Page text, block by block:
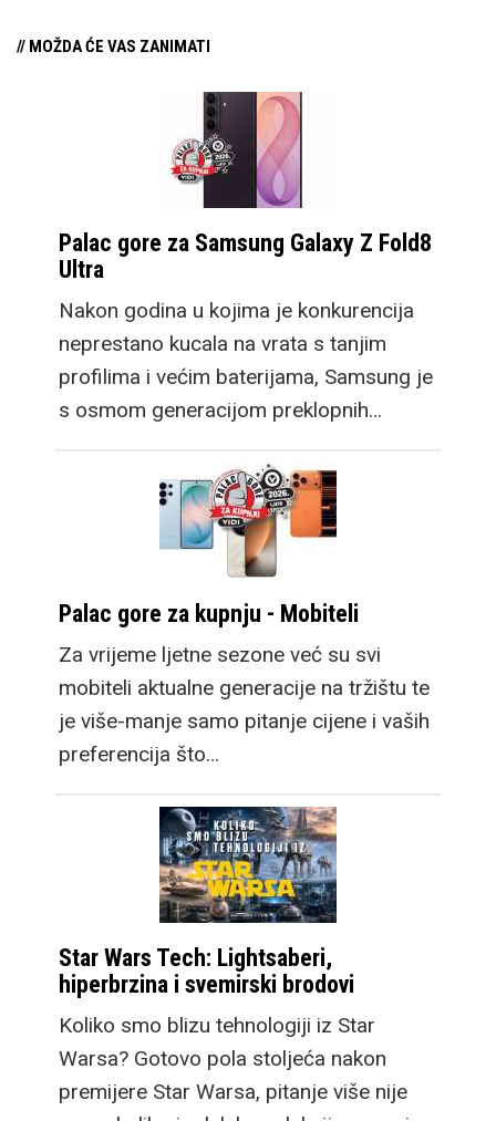
// MOŽDA ĆE VAS ZANIMATI
Palac gore za Samsung Galaxy Z Fold8
Ultra
Nakon godina u kojima je konkurencija
neprestano kucala na vrata s tanjim
profilima i većim baterijama, Samsung je
s osmom generacijom preklopnih…
Palac gore za kupnju - Mobiteli
Za vrijeme ljetne sezone već su svi
mobiteli aktualne generacije na tržištu te
je više-manje samo pitanje cijene i vaših
preferencija što…
Star Wars Tech: Lightsaberi,
hiperbrzina i svemirski brodovi
Koliko smo blizu tehnologiji iz Star
Warsa? Gotovo pola stoljeća nakon
premijere Star Warsa, pitanje više nije